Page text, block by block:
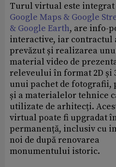
Turul virtual este integrat
Google Maps & Google
& Google Earth, are info-
interactive, iar contractul
prevăzut și realizarea
material video de
releveului în format 2D și
unui pachet de fotografii,
și a materialelor tehnice
utilizate de arhitecți.
virtual poate fi upgradat
permanență, inclusiv cu
noi de după renovarea
monumentului istoric.